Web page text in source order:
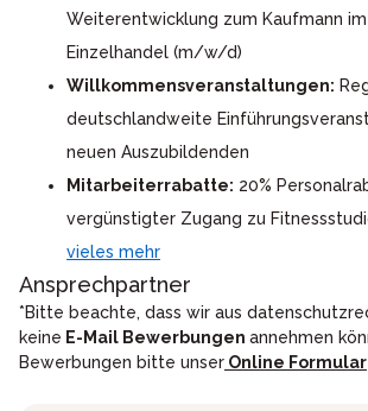
Weiterentwicklung zum Kaufmann im
Einzelhandel (m/w/d)
Willkommensveranstaltungen:
deutschlandweite
neuen Auszubildenden
Mitarbeiterrabatte: 20%
vergünstigter Zugang zu
vieles mehr
Ansprechpartner
*Bitte beachte, dass wir aus
keine E-Mail Bewerbungen annehmen
Bewerbungen bitte unser Online Formular